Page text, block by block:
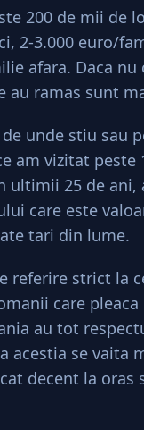
200 de mii de
2-3.000 euro/
afara. Daca
au ramas sunt
unde stiu sau
am vizitat peste
ultimii 25 de
care este
tari din lume.
referire strict la
care
au tot
acestia se vaita
decent la oras